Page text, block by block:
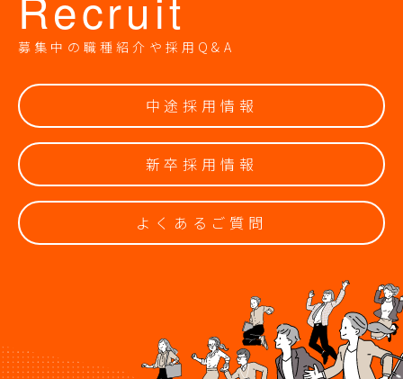
募集中の職種紹介や採用Q&A
中途採用情報
新卒採用情報
よくあるご質問